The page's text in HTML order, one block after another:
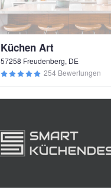
Küchen Art
57258 Freudenberg, DE
254 Bewertungen